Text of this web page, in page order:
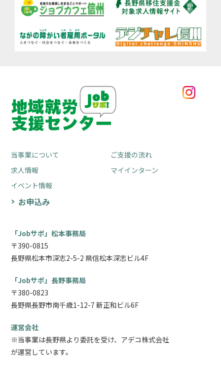
当事業について
ご支援の流れ
求人情報
マイインターン
イベント情報
お申込み
「Jobサポ」松本事務局
〒390-0815
長野県松本市深志2-5-2 県信松本深志ビル4F
「Jobサポ」長野事務局
〒380-0823
長野県長野市南千歳1-12-7 新正和ビル6F
運営会社
※当事業は長野県より委託を受け、アデコ株式会社
が運営しています。